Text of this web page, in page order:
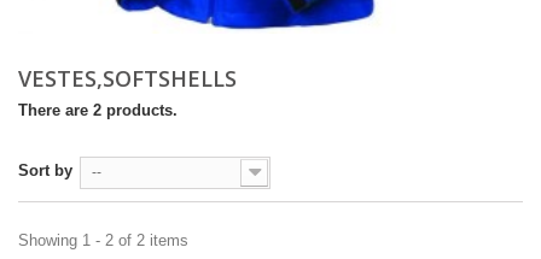
VESTES,SOFTSHELLS
There are 2 products.
Sort by --
Showing 1 - 2 of 2 items